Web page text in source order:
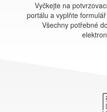
Vyčkejte na
portálu a vyplňte
Všechny potřebné